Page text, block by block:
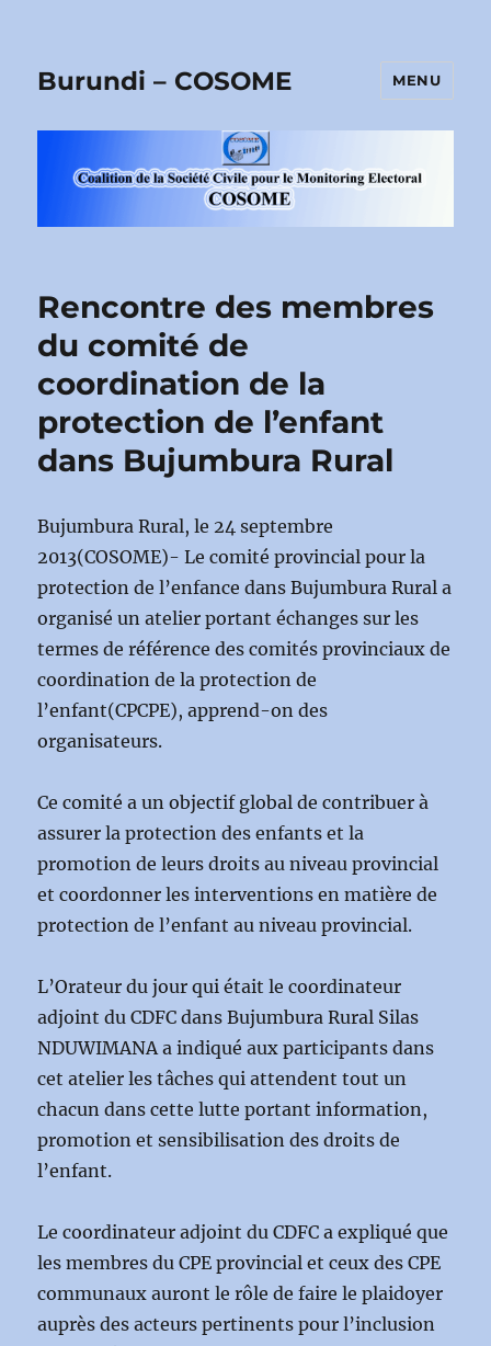
Burundi – COSOME MENU
Rencontre des membres
du comité de
coordination de la
protection de l’enfant
dans Bujumbura Rural
Bujumbura Rural, le 24 septembre
2013(COSOME)- Le comité provincial pour la
protection de l’enfance dans Bujumbura Rural a
organisé un atelier portant échanges sur les
termes de référence des comités provinciaux de
coordination de la protection de
l’enfant(CPCPE), apprend-on des
organisateurs.
Ce comité a un objectif global de contribuer à
assurer la protection des enfants et la
promotion de leurs droits au niveau provincial
et coordonner les interventions en matière de
protection de l’enfant au niveau provincial.
L’Orateur du jour qui était le coordinateur
adjoint du CDFC dans Bujumbura Rural Silas
NDUWIMANA a indiqué aux participants dans
cet atelier les tâches qui attendent tout un
chacun dans cette lutte portant information,
promotion et sensibilisation des droits de
l’enfant.
Le coordinateur adjoint du CDFC a expliqué que
les membres du CPE provincial et ceux des CPE
communaux auront le rôle de faire le plaidoyer
auprès des acteurs pertinents pour l’inclusion